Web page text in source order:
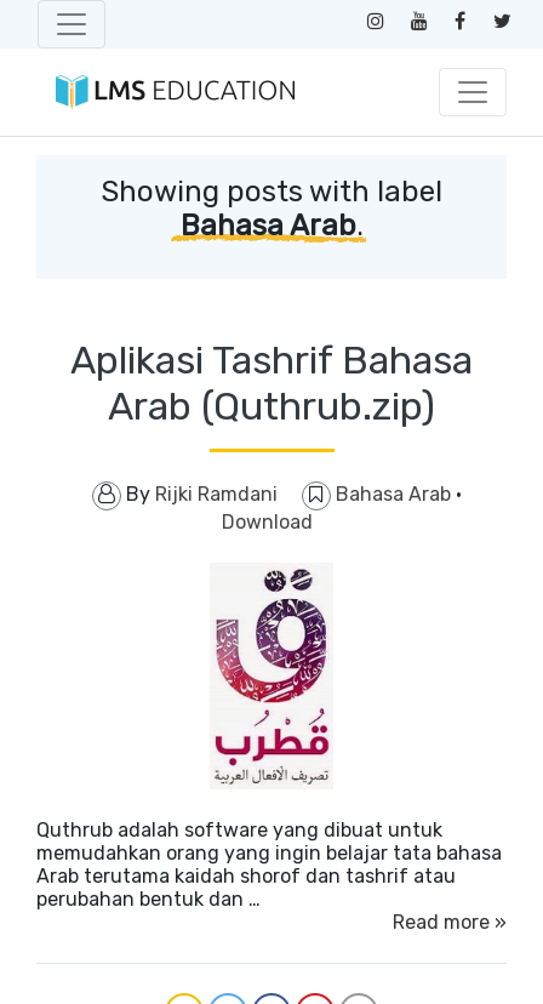
Showing posts with label
Bahasa Arab.
Aplikasi Tashrif Bahasa
Arab (Quthrub.zip)
By Rijki Ramdani Bahasa Arab ·
Download
Quthrub adalah software yang dibuat untuk
memudahkan orang yang ingin belajar tata bahasa
Arab terutama kaidah shorof dan tashrif atau
perubahan bentuk dan …
Read more »